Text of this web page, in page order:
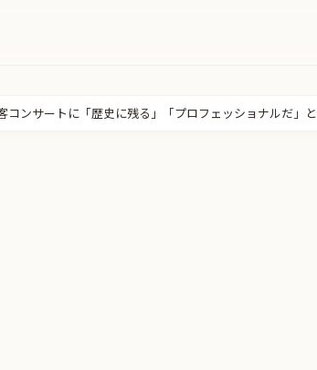
ンサートに「歴史に残る」「プロフェッショナルだ」